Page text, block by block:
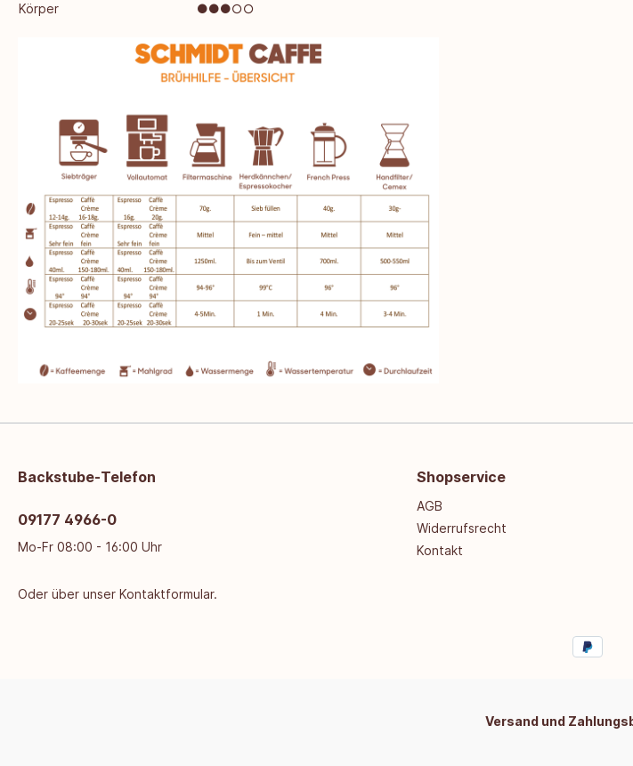
Körper
●●●○○
Backstube-Telefon
09177 4966-0
Mo-Fr 08:00 - 16:00 Uhr
Oder über unser Kontaktformular.
Shopservice
AGB
Widerrufsrecht
Kontakt
Versand und